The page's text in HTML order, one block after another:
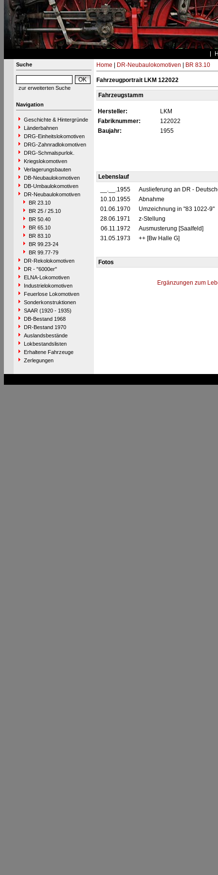
Suche
zur erweiterten Suche
Navigation
Geschichte & Hintergründe
Länderbahnen
DRG-Einheitslokomotiven
DRG-Zahnradlokomotiven
DRG-Schmalspurlok.
Kriegslokomotiven
Verlagerungsbauten
DB-Neubaulokomotiven
DB-Umbaulokomotiven
DR-Neubaulokomotiven
BR 23.10
BR 25 / 25.10
BR 50.40
BR 65.10
BR 83.10
BR 99.23-24
BR 99.77-79
DR-Rekolokomotiven
DR - "6000er"
ELNA-Lokomotiven
Industrielokomotiven
Feuerlose Lokomotiven
Sonderkonstruktionen
SAAR (1920 - 1935)
DB-Bestand 1968
DR-Bestand 1970
Auslandsbestände
Lokbestandslisten
Erhaltene Fahrzeuge
Zerlegungen
Home DR-Neubaulokomotiven BR 83.10
Fahrzeugportrait LKM 122022
Fahrzeugstamm
Hersteller:
LKM
Fabriknummer:
122022
Baujahr:
1955
Lebenslauf
__.__.1955
Auslieferung an DR -
10.10.1955
Abnahme
01.06.1970
Umzeichnung in "83 1022-9"
28.06.1971
z-Stellung
06.11.1972
Ausmusterung [Saalfeld]
31.05.1973
++ [Bw Halle G]
Fotos
Ergänzungen zum